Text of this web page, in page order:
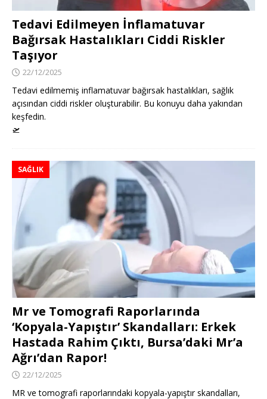
Tedavi Edilmeyen İnflamatuvar
Bağırsak Hastalıkları Ciddi Riskler
Taşıyor
22/12/2025
Tedavi edilmemiş inflamatuvar bağırsak hastalıkları, sağlık
açısından ciddi riskler oluşturabilir. Bu konuyu daha yakından
keşfedin.
🛫
SAĞLIK
Mr ve Tomografi Raporlarında
‘Kopyala-Yapıştır’ Skandalları: Erkek
Hastada Rahim Çıktı, Bursa’daki Mr’a
Ağrı’dan Rapor!
22/12/2025
MR ve tomografi raporlarındaki kopyala-yapıştır skandalları,